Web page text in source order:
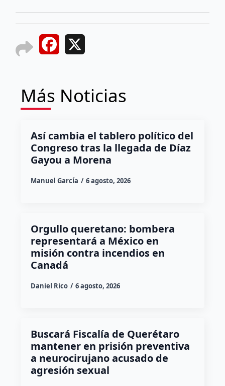
Facebook
Más Noticias
Así cambia el tablero político del
Congreso tras la llegada de Díaz
Gayou a Morena
Manuel García 6 agosto, 2026
Orgullo queretano: bombera
representará a México en
misión contra incendios en
Canadá
Daniel Rico 6 agosto, 2026
Buscará Fiscalía de Querétaro
mantener en prisión preventiva
a neurocirujano acusado de
agresión sexual